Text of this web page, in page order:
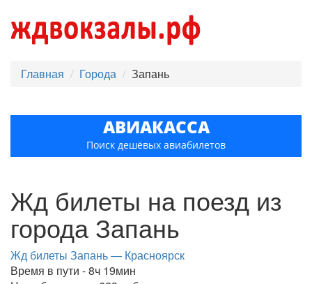
Главная Города Запань
АВИАКАССА
Поиск дешёвых авиабилетов
Жд билеты на поезд из
города Запань
Жд билеты Запань — Красноярск
Время в пути - 8ч 19мин